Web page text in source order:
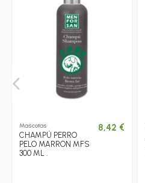
Mascotas
CHAMPÚ PERRO
PELO MARRON MFS
300 ML .
8,42 €